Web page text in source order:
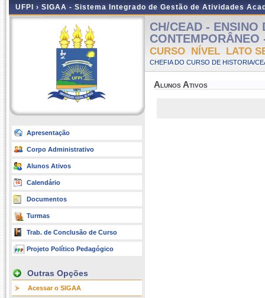
UFPI › SIGAA - Sistema Integrado de Gestão de Atividades
Apresentação
Corpo Administrativo
Alunos Ativos
Calendário
Documentos
Turmas
Trab. de Conclusão de Curso
Projeto Político Pedagógico
Outras Opções
Acessar o SIGAA
CH/CEAD - ENSINO
CURSO NÍVEL LATO
CHEFIA DO CURSO DE HISTORIA/
Alunos Ativos